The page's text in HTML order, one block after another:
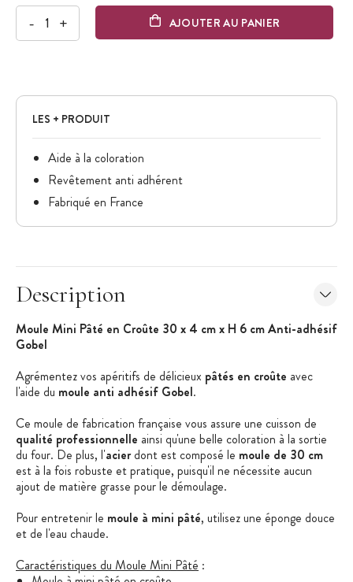
- + AJOUTER AU PANIER
LES + PRODUIT
Aide à la coloration
Revêtement anti adhérent
Fabriqué en France
Description
Moule Mini Pâté en Croûte 30 x 4 cm x H 6 cm Anti-adhésif
Gobel
Agrémentez vos apéritifs de délicieux pâtés en croûte avec
l'aide du moule anti adhésif Gobel.
Ce moule de fabrication française vous assure une cuisson de
qualité professionnelle ainsi qu'une belle coloration à la sortie
du four. De plus, l'acierdont est composé le moule de 30 cm
est à la fois robuste et pratique, puisqu'il ne nécessite aucun
ajout de matière grasse pour le démoulage.
Pour entretenir le moule à mini pâté, utilisez une éponge douce
et de l'eau chaude.
Caractéristiques du Moule Mini Pâté :